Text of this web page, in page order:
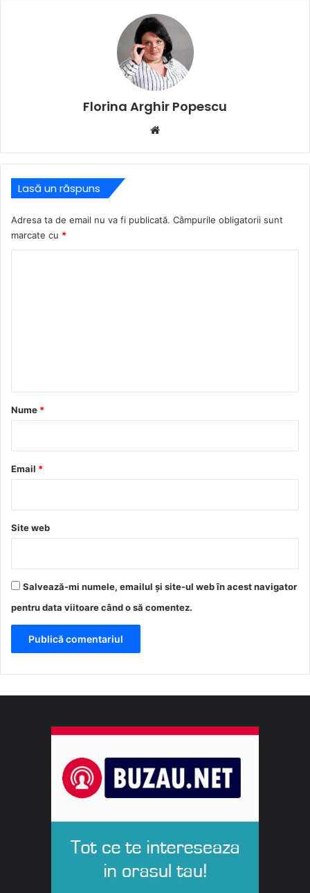
Florina Arghir Popescu
Lasă un răspuns
Adresa ta de email nu va fi publicată. Câmpurile obligatorii sunt
marcate cu *
r
*
Nume *
Email *
Site web
Salvează-mi numele, emailul și site-ul web în acest navigator
pentru data viitoare când o să comentez.